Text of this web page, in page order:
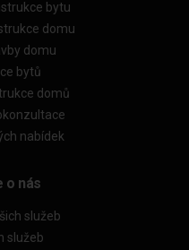
bytu
domu
domu
bytů
domů
nabídek
o nás
služeb
služeb